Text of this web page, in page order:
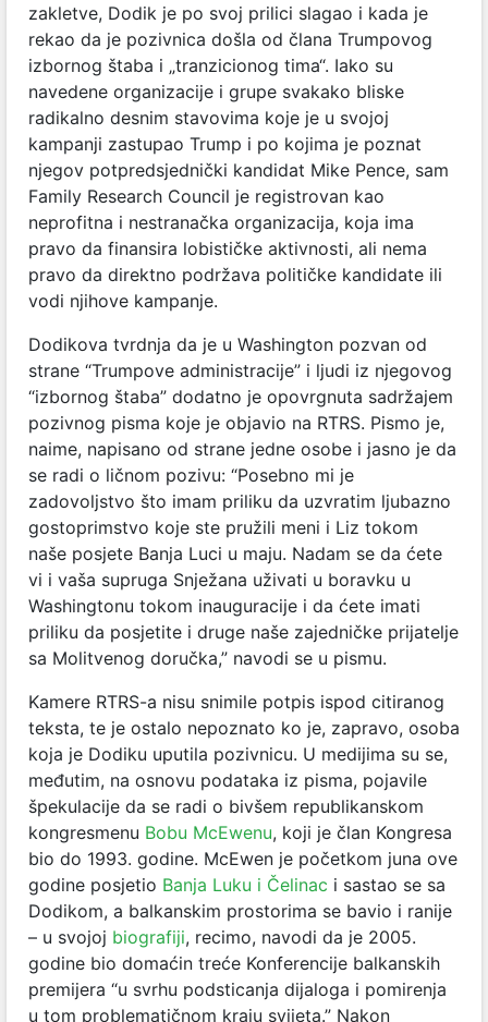
zakletve, Dodik je po svoj prilici slagao i kada je
rekao da je pozivnica došla od člana Trumpovog
izbornog štaba i „tranzicionog tima“. Iako su
navedene organizacije i grupe svakako bliske
radikalno desnim stavovima koje je u svojoj
kampanji zastupao Trump i po kojima je poznat
njegov potpredsjednički kandidat Mike Pence, sam
Family Research Council je registrovan kao
neprofitna i nestranačka organizacija, koja ima
pravo da finansira lobističke aktivnosti, ali nema
pravo da direktno podržava političke kandidate ili
vodi njihove kampanje.
Dodikova tvrdnja da je u Washington pozvan od
strane “Trumpove administracije” i ljudi iz njegovog
“izbornog štaba” dodatno je opovrgnuta sadržajem
pozivnog pisma koje je objavio na RTRS. Pismo je,
naime, napisano od strane jedne osobe i jasno je da
se radi o ličnom pozivu: “Posebno mi je
zadovoljstvo što imam priliku da uzvratim ljubazno
gostoprimstvo koje ste pružili meni i Liz tokom
naše posjete Banja Luci u maju. Nadam se da ćete
vi i vaša supruga Snježana uživati u boravku u
Washingtonu tokom inauguracije i da ćete imati
priliku da posjetite i druge naše zajedničke prijatelje
sa Molitvenog doručka,” navodi se u pismu.
Kamere RTRS-a nisu snimile potpis ispod citiranog
teksta, te je ostalo nepoznato ko je, zapravo, osoba
koja je Dodiku uputila pozivnicu. U medijima su se,
međutim, na osnovu podataka iz pisma, pojavile
špekulacije da se radi o bivšem republikanskom
kongresmenu Bobu McEwenu, koji je član Kongresa
bio do 1993. godine. McEwen je početkom juna ove
godine posjetio Banja Luku i Čelinac i sastao se sa
Dodikom, a balkanskim prostorima se bavio i ranije
– u svojoj biografiji, recimo, navodi da je 2005.
godine bio domaćin treće Konferencije balkanskih
premijera “u svrhu podsticanja dijaloga i pomirenja
u tom problematičnom kraju svijeta.” Nakon